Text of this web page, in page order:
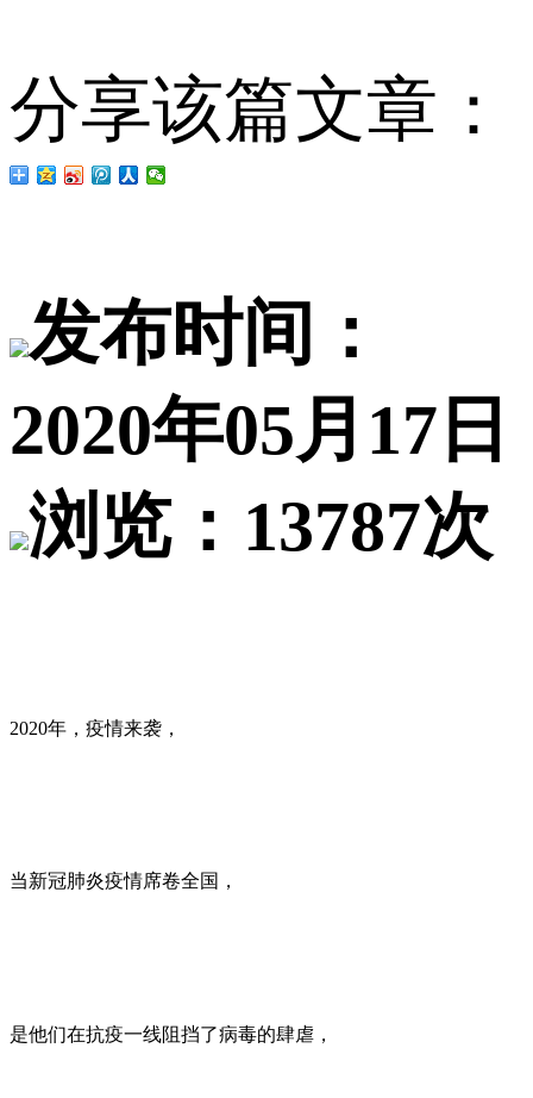
分享该篇文章：
发布时间：
2020年05月17日
浏览：13787次
2020年，疫情来袭，
当新冠肺炎疫情席卷全国，
是他们在抗疫一线阻挡了病毒的肆虐，